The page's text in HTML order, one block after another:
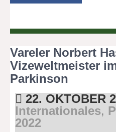
Vareler Norbert
Vizeweltmeister
Parkinson
22. OKTOBER
Internationales,
2022